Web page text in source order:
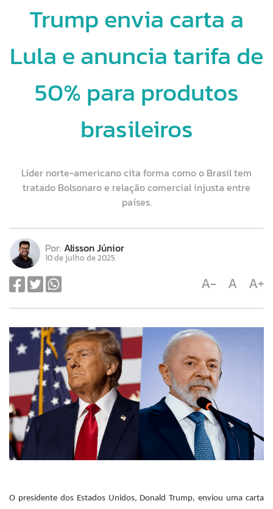
Trump envia carta a
Lula e anuncia tarifa de
50% para produtos
brasileiros
Líder norte-americano cita forma como o Brasil tem
tratado Bolsonaro e relação comercial injusta entre
países.
Por: Alisson Júnior
10 de julho de 2025
A- A A+
O presidente dos Estados Unidos, Donald Trump, enviou uma carta